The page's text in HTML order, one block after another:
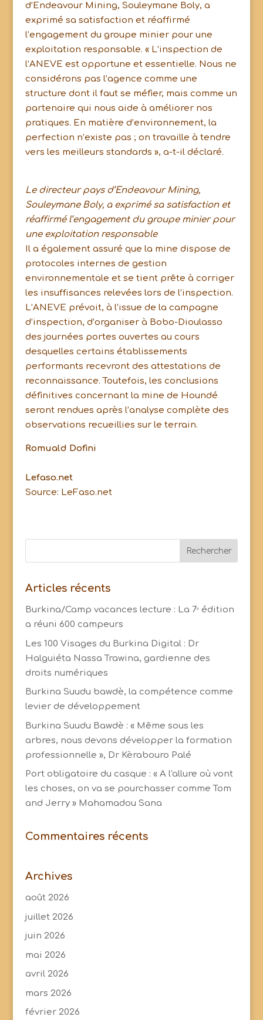
d’Endeavour Mining, Souleymane Boly, a
exprimé sa satisfaction et réaffirmé
l’engagement du groupe minier pour une
exploitation responsable. « L’inspection de
l’ANEVE est opportune et essentielle. Nous ne
considérons pas l’agence comme une
structure dont il faut se méfier, mais comme un
partenaire qui nous aide à améliorer nos
pratiques. En matière d’environnement, la
perfection n’existe pas ; on travaille à tendre
vers les meilleurs standards », a-t-il déclaré.
Le directeur pays d’Endeavour Mining,
Souleymane Boly, a exprimé sa satisfaction et
réaffirmé l’engagement du groupe minier pour
une exploitation responsable
Il a également assuré que la mine dispose de
protocoles internes de gestion
environnementale et se tient prête à corriger
les insuffisances relevées lors de l’inspection.
L’ANEVE prévoit, à l’issue de la campagne
d’inspection, d’organiser à Bobo-Dioulasso
des journées portes ouvertes au cours
desquelles certains établissements
performants recevront des attestations de
reconnaissance. Toutefois, les conclusions
définitives concernant la mine de Houndé
seront rendues après l’analyse complète des
observations recueillies sur le terrain.
Romuald Dofini
Lefaso.net
Source: LeFaso.net
Articles récents
Burkina/Camp vacances lecture : La 7ᵉ édition
a réuni 600 campeurs
Les 100 Visages du Burkina Digital : Dr
Halguiéta Nassa Trawina, gardienne des
droits numériques
Burkina Suudu bawdè, la compétence comme
levier de développement
Burkina Suudu Bawdè : « Même sous les
arbres, nous devons développer la formation
professionnelle », Dr Kèrabouro Palé
Port obligatoire du casque : « A l'allure où vont
les choses, on va se pourchasser comme Tom
and Jerry » Mahamadou Sana
Commentaires récents
Archives
août 2026
juillet 2026
juin 2026
mai 2026
avril 2026
mars 2026
février 2026